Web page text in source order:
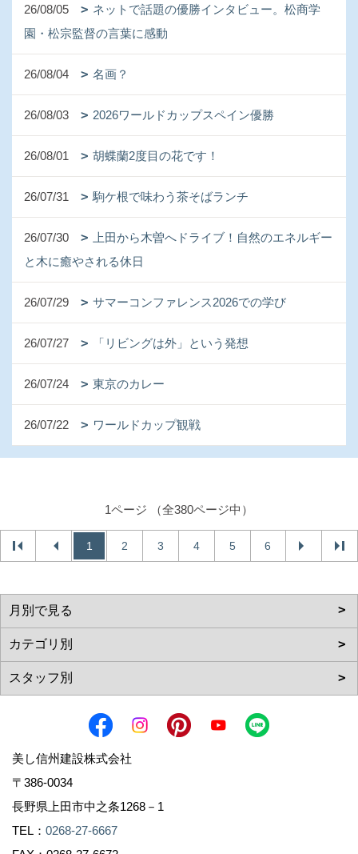
26/08/05
ネットで話題の優勝インタビュー。松商学
園・松宗監督の言葉に感動
26/08/04 名画？
26/08/03 2026ワールドカップスペイン優勝
26/08/01 胡蝶蘭2度目の花です！
26/07/31 駒ケ根で味わう茶そばランチ
26/07/30
上田から木曽へドライブ！自然のエネルギー
と木に癒やされる休日
26/07/29 サマーコンファレンス2026での学び
26/07/27 「リビングは外」という発想
26/07/24 東京のカレー
26/07/22 ワールドカップ観戦
1ページ （全380ページ中）
1 2 3 4 5 6
美し信州建設株式会社
〒386-0034
長野県上田市中之条1268－1
TEL： 0268-27-6667